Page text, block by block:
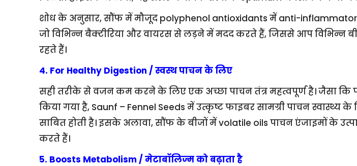
शोध के अनुसार, सौंफ में मौजूद polyphenol antioxidants में anti-
जो विभिन्न बैक्टीरिया और वायरस से लड़ने में मदद करते हैं, जिससे आप विभिन्न
रहते हैं।
4. For Healthy Digestion / स्वस्थ पाचन के लिए
सही तरीके से वजन कम करने के लिए एक अच्छा पाचन तंत्र महत्वपूर्ण है। जैसा कि
किया गया है, Saunf – Fennel Seeds में उत्कृष्ट फाइबर सामग्री पाचन स्वास्थ्य
साबित होती है। इसके अलावा, सौंफ के बीजों में volatile oils पाचन एंजाइमों के
करते हैं।
5. Boosts Metabolism / मेटाबॉलिज्म को बढ़ाता है